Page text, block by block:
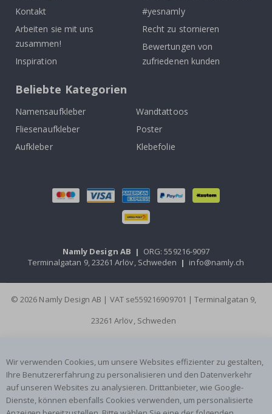
Kontakt
Arbeiten sie mit uns
zusammen!
Inspiration
#yesnamly
Recht zu stornieren
Bewertungen von
zufriedenen kunden
Beliebte Kategorien
Namensaufkleber
Wandtattoos
Fliesenaufkleber
Poster
Aufkleber
Klebefolie
Namly Design AB | ORG: 559216-9097
Terminalgatan 9, 23261 Arlöv, Schweden | info@namly.ch
© 2026 Namly Design AB | VAT se559216909701 | Terminalgatan 9,
23261 Arlöv, Schweden
Wir verwenden Cookies, um unsere Websites effizienter zu gestalten,
Ihre Benutzererfahrung zu personalisieren und den Datenverkehr
auf unseren Websites zu analysieren. Drittanbieter, wie Google-
Dienste, können ebenfalls Cookies verwenden, um personalisierte